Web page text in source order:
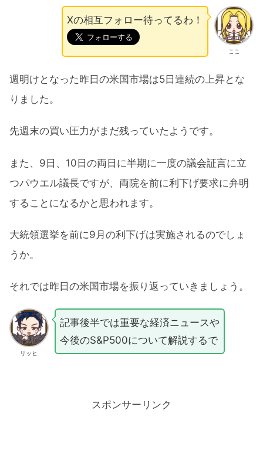
ここ
Xの相互フォロー待ってるわ！
週明けとなった昨日の米国市場は5日連続の上昇とな
りました。
先週末の買い圧力がまだ残っていたようです。
また、9日、10日の両日に半期に一度の議会証言に立
つパウエル議長ですが、両院を前に利下げ要求に弁明
することになるかと思われます。
大統領選挙を前に9月の利下げは実施されるのでしょ
うか。
それでは昨日の米国市場を振り返っていきましょう。
リッヒ
記事後半では重要な経済ニュースや
今後のS&P500について解説するで
スポンサーリンク